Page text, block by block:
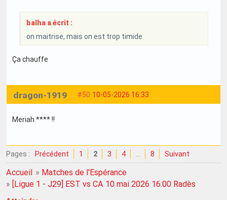
balha a écrit :
on maitrise, mais on est trop timide
Ça chauffe
#50 10-05-2026 16:33
dragon-1919
Meriah **** !!
Pages : Précédent 1 2 3 4 … 8 Suivant
Accueil » Matches de l'Espérance
»
[Ligue 1 - J29] EST vs CA 10 mai 2026 16:00 Radès